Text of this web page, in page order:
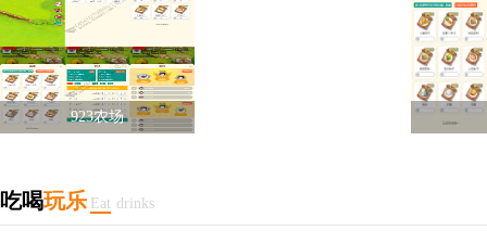
923农场
吃喝玩乐 Eat drinks
孤岛鲜鱼汤，是20世纪八九十年代在黄河故道兴盛起来的一道地
方名吃。其首创者不是什么 ...[详细]